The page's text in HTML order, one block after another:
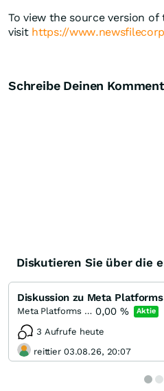
To view the source version of
visit https://
Schreibe Deinen
Diskutieren Sie über die
Diskussion zu Meta
Meta Platforms (A) 0,00 % Aktie
3 Aufrufe heute
reittier 03.08.26, 20:07